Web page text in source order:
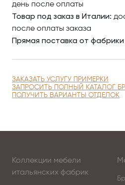
Чтобы купить аксессуары
Rosaperla Di Capasso
интернет-каталог, где
представлены
понравившиеся модели и
По вопросам приобретения
обращайтесь в Центр
день после оплаты
Товар под заказ в Италии:
после оплаты заказа
Прямая поставка от фабрики
ЗАКАЗАТЬ УСЛУГУ ПРИМЕРКИ
ЗАПРОСИТЬ ПОЛНЫЙ КАТАЛОГ
ПОЛУЧИТЬ ВАРИАНТЫ ОТДЕЛОК
Коллекции мебели
итальянских фабрик